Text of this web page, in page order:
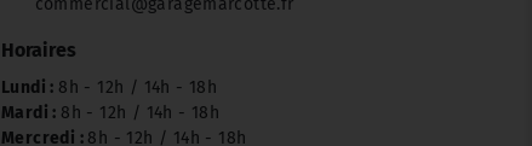
commercial@garagemarcotte.fr
Horaires
Lundi : 8h - 12h / 14h - 18h
Mardi : 8h - 12h / 14h - 18h
Mercredi : 8h - 12h / 14h - 18h